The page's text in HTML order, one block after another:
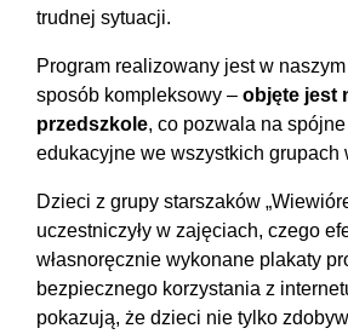
trudnej sytuacji.
Program realizowany jest w
sposób kompleksowy – objęte jest
przedszkole, co pozwala na spójne
edukacyjne we wszystkich grupach
Dzieci z grupy starszaków
uczestniczyły w zajęciach, czego
własnoręcznie wykonane plakaty
bezpiecznego korzystania z
pokazują, że dzieci nie tylko